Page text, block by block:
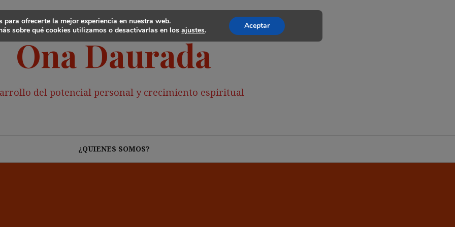
Ona Daurada
del potencial personal y crecimiento espiritual
¿QUIENES SOMOS?
para ofrecerte la mejor experiencia en nuestra web.
sobre qué cookies utilizamos o desactivarlas en losajustes. Aceptar